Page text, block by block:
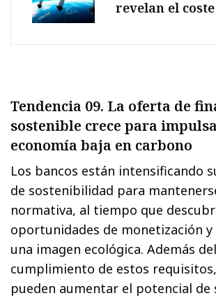
revelan el
Tendencia 09. La oferta de
sostenible crece para
economía baja en carbono
Los bancos están intensificando
de sostenibilidad para
normativa, al tiempo que
oportunidades de monetización
una imagen ecológica. Además del
cumplimiento de estos
pueden aumentar el potencial de